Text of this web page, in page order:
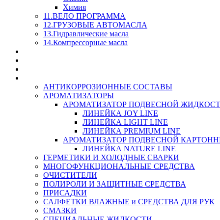
Химия
11.ВЕЛО ПРОГРАММА
12.ГРУЗОВЫЕ АВТОМАСЛА
13.Гидравлические масла
14.Компрессорные масла
АНТИКОРРОЗИОННЫЕ СОСТАВЫ
АРОМАТИЗАТОРЫ
АРОМАТИЗАТОР ПОДВЕСНОЙ
ЛИНЕЙКА JOY LINE
ЛИНЕЙКА LIGHT LINE
ЛИНЕЙКА PREMIUM LINE
АРОМАТИЗАТОР ПОДВЕСНОЙ
ЛИНЕЙКА NATURE LINE
ГЕРМЕТИКИ И ХОЛОДНЫЕ СВАРКИ
МНОГОФУНКЦИОНАЛЬНЫЕ СРЕДСТВА
ОЧИСТИТЕЛИ
ПОЛИРОЛИ И ЗАЩИТНЫЕ СРЕДСТВА
ПРИСАДКИ
САЛФЕТКИ ВЛАЖНЫЕ и СРЕДСТВА ДЛЯ РУК
СМАЗКИ